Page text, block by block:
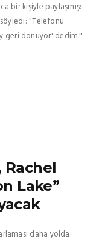
bir kişiyle paylaşmış:
"Telefonu
geri dönüyor' dedim."
Rachel
Lake”
daha yolda.